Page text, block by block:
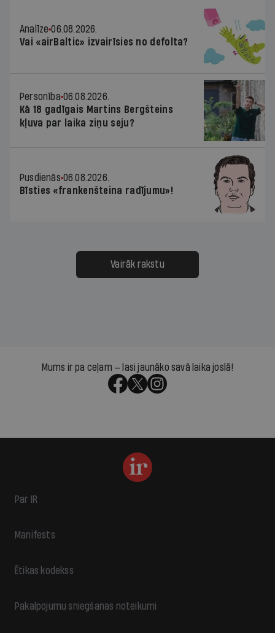
Analīze 06.08.2026.
Vai «airBaltic» izvairīsies no defolta?
Personība 06.08.2026.
Kā 18 gadīgais Martins Bergšteins
kļuva par laika ziņu seju?
Pusdienās 06.08.2026.
Bīsties «frankenšteina radījumu»!
Vairāk rakstu
Mums ir pa ceļam — lasi jaunāko savā laika joslā!
Par IR
Manifests
Ētikas kodekss
Pakalpojumu sniegšanas noteikumi